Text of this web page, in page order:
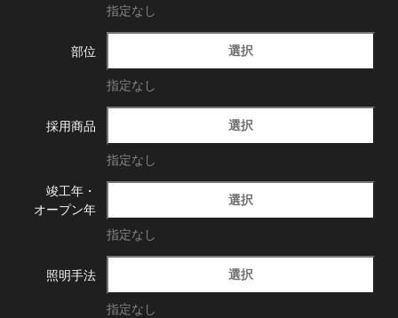
指定なし
部位 選択
指定なし
採用商品 選択
指定なし
竣工年・
オープン年
選択
指定なし
照明手法 選択
指定なし